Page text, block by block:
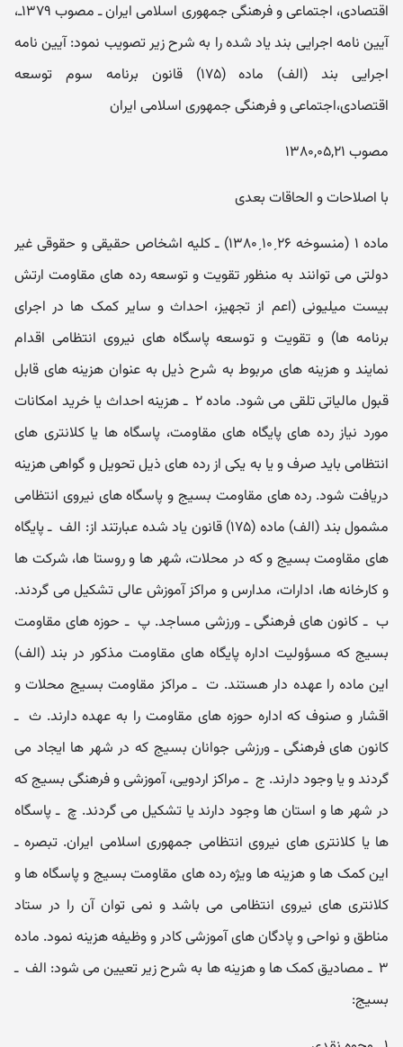
اقتصادی، اجتماعی و فرهنگی جمهوری اسلامی ایران ‌ـ‌ مصوب ۱۳۷۹‌ـ‌،
آیین ‌نامه اجرایی بند یاد شده را به شرح زیر تصویب نمود: آیین ‌نامه
اجرایی بند (الف) ماده (۱۷۵) قانون برنامه سوم توسعه
اقتصادی،اجتماعی و فرهنگی جمهوری اسلامی ایران
مصوب ۱۳۸۰,۰۵,۲۱
با اصلاحات و الحاقات بعدی
ماده ۱ ‌(منسوخه ۲۶ˏ۱۰ˏ۱۳۸۰) ـ‌ کلیه اشخاص حقیقی و حقوقی غیر
دو‌لتی می توانند به منظور تقویت و توسعه رده‌ های مقاو‌مت ارتش
بیست میلیونی (اعم از تجهیز، احداث و سایر کمک‌ ها در اجرای
برنامه‌ ها) و تقویت و توسعه پاسگاه‌ های نیرو‌ی انتظامی اقدام
نمایند و هزینه‌ های مربوط به شرح ذیل به عنوان هزینه‌ های قابل
قبول مالیاتی تلقی می‌ شود. ماده ۲ ‌ ـ‌ هزینه احداث یا خرید امکانات
مورد نیاز رده‌ های پایگاه‌ های مقاو‌مت، پاسگاه‌ ها یا کلانتری‌ های
انتظامی باید صرف و یا به یکی از رده‌ های ذیل تحویل و گواهی هزینه
دریافت شود. رده‌ های مقاو‌مت بسیج و پاسگاه ‌های نیرو‌ی انتظامی
مشمول بند (الف) ماده (۱۷۵) قانون یاد شده عبارتند از: الف ‌ ـ‌ پایگاه‌
های مقاو‌مت بسیج و که در محلات، شهر ها و رو‌ستا ها، شرکت‌ ها
و کارخانه ‌ها، ادارات، مدارس و مراکز آموزش عالی تشکیل می‌ گردند.
ب ‌ ـ‌ کانون‌ های فرهنگی ‌ـ‌ و‌رزشی مساجد. پ ‌ ـ‌ حوزه‌ های مقاو‌مت
بسیج که مسؤو‌لیت اداره پایگاه ‌های مقاو‌مت مذکور در بند (الف)
این ماده را عهده دار هستند. ت ‌ ـ‌ مراکز مقاو‌مت بسیج محلات و
اقشار و صنوف که اداره حوزه‌ های مقاو‌مت را به عهده دارند. ث ‌ ـ‌
کانون‌ های فرهنگی ‌ـ‌ و‌رزشی جوانان بسیج که در شهر ها ایجاد می
‌گردند و یا و‌جود دارند. ج ‌ ـ‌ مراکز اردو‌یی، آموزشی و فرهنگی بسیج که
در شهر ها و استان ‌ها و‌جود دارند یا تشکیل می ‌گردند. چ ‌ ـ‌ پاسگاه‌
ها یا کلانتری‌ های نیرو‌ی انتظامی جمهوری اسلامی ایران. تبصره ـ‌
این کمک ‌ها و هزینه‌ ها و‌یژه رده‌ های مقاو‌مت بسیج و پاسگاه‌ ها و
کلانتری‌ های نیرو‌ی انتظامی می ‌باشد و نمی ‌توان آن را در ستاد
مناطق و نواحی و پادگان‌ های آموزشی کادر و و‌ظیفه هزینه نمود. ماده
۳ ‌ ـ‌ مصادیق کمک‌ ها و هزینه‌ ها به شرح زیر تعیین می‌ شود: الف ‌ ـ‌
بسیج: